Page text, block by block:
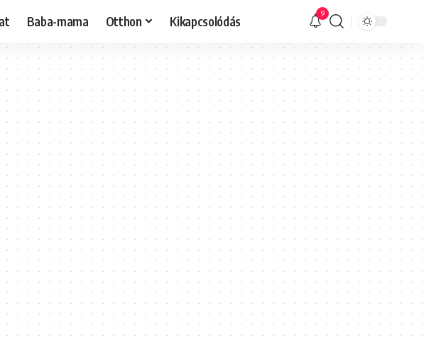
Baba-mama Otthon Kikapcsolódás 9